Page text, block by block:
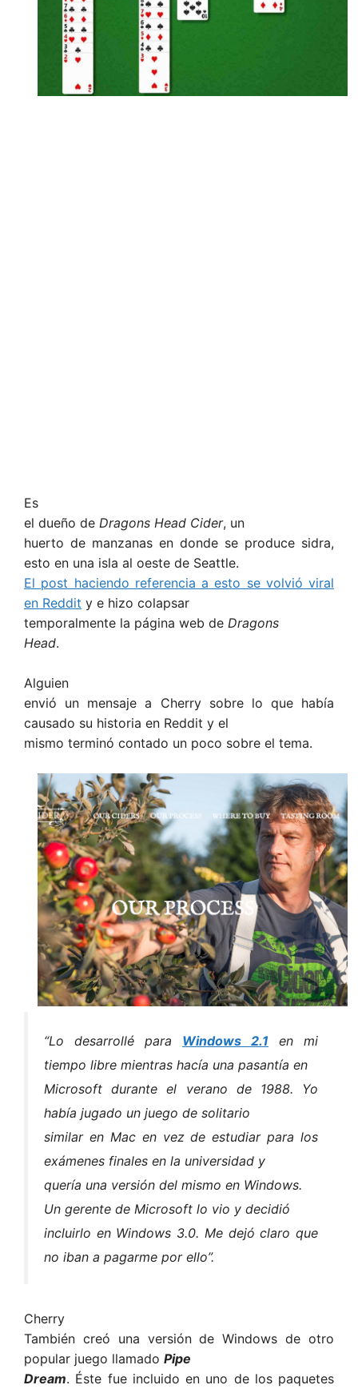
Es
el dueño de Dragons Head Cider, un
huerto de manzanas en donde se produce sidra,
esto en una isla al oeste de Seattle.
El post haciendo referencia a esto se volvió viral
en Reddit y e hizo colapsar
temporalmente la página web de Dragons
Head.
Alguien
envió un mensaje a Cherry sobre lo que había
causado su historia en Reddit y el
mismo terminó contado un poco sobre el tema.
“Lo desarrollé para Windows 2.1 en mi
tiempo libre mientras hacía una pasantía en
Microsoft durante el verano de 1988. Yo
había jugado un juego de solitario
similar en Mac en vez de estudiar para los
exámenes finales en la universidad y
quería una versión del mismo en Windows.
Un gerente de Microsoft lo vio y decidió
incluirlo en Windows 3.0. Me dejó claro que
no iban a pagarme por ello”.
Cherry
También creó una versión de Windows de otro
popular juego llamado Pipe
Dream. Éste fue incluido en uno de los paquetes